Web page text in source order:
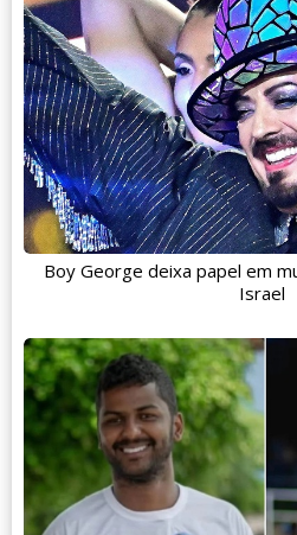
Boy George deixa papel em
Israel